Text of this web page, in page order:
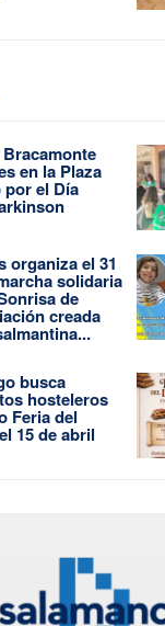
en la Plaza
el Día
organiza el 31
solidaria
de
creada
busca
hosteleros
Feria del
15 de abril